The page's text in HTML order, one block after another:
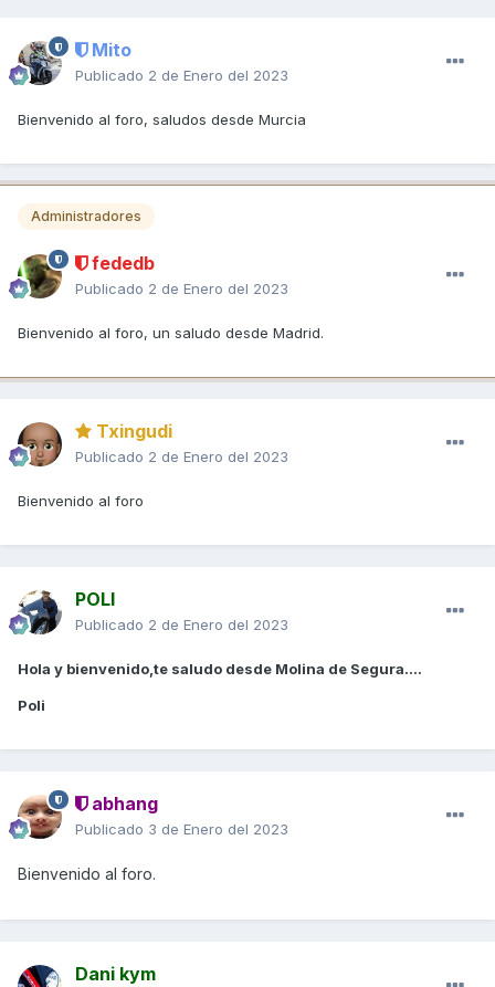
Mito
Publicado 2 de Enero del 2023
Bienvenido al foro, saludos desde Murcia
Administradores
fededb
Publicado 2 de Enero del 2023
Bienvenido al foro, un saludo desde Madrid.
Txingudi
Publicado 2 de Enero del 2023
Bienvenido al foro
POLI
Publicado 2 de Enero del 2023
Hola y bienvenido,te saludo desde Molina de Segura....
Poli
abhang
Publicado 3 de Enero del 2023
Bienvenido al foro.
Dani kym